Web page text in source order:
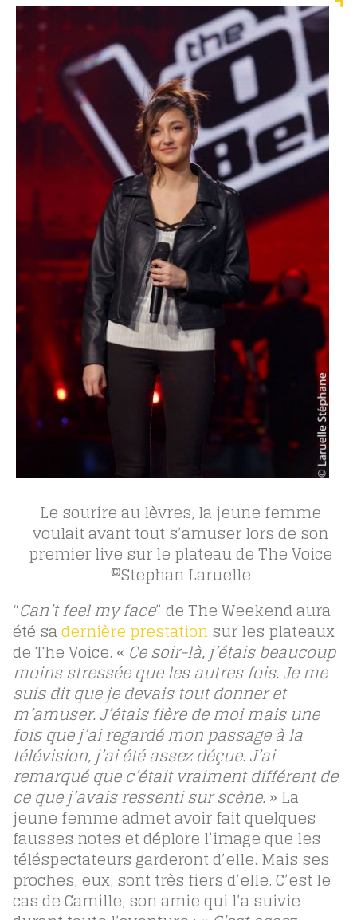
Le sourire au lèvres, la jeune femme
voulait avant tout s’amuser lors de son
premier live sur le plateau de The Voice
©Stephan Laruelle
“Can’t feel my face” de The Weekend aura
été sadernière prestationsur les plateaux
de The Voice. « Ce soir-là, j’étais beaucoup
moins stressée que les autres fois. Je me
suis dit que je devais tout donner et
m’amuser. J’étais fière de moi mais une
fois que j’ai regardé mon passage à la
télévision, j’ai été assez déçue. J’ai
remarqué que c’était vraiment différent de
ce que j’avais ressenti sur scène.» La
jeune femme admet avoir fait quelques
fausses notes et déplore l’image que les
téléspectateurs garderont d’elle. Mais ses
proches, eux, sont très fiers d’elle. C’est le
cas de Camille, son amie qui l’a suivie